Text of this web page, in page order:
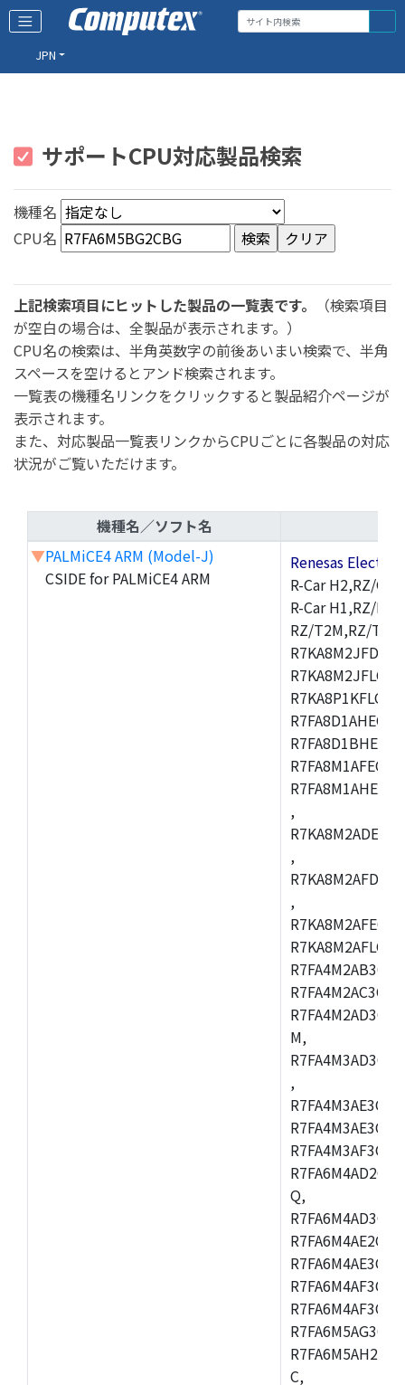
JPN
サポートCPU対応製品検索
機種名
CPU名
上記検索項目にヒットした製品の一覧表です。
（検索項目
が空白の場合は、全製品が表示されます。）
CPU名の検索は、半角英数字の前後あいまい検索で、半角
スペースを空けるとアンド検索されます。
一覧表の機種名リンクをクリックすると製品紹介ページが
表示されます。
また、対応製品一覧表リンクからCPUごとに各製品の対応
状況がご覧いただけます。
機種名／ソフト名
▼PALMiCE4 ARM (Model-J)
CSIDE for PALMiCE4 ARM
Renesas
R-Car H2,RZ/
R-Car H1,RZ/
RZ/T2M,RZ/
,
,
,
M,
,
Q,
C,